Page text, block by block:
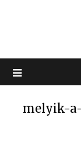
melyik-